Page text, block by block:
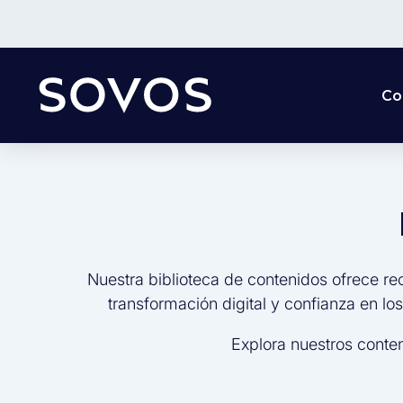
Nuestra biblioteca de contenidos ofrece
transformación digital y confianza en
Explora nuestros